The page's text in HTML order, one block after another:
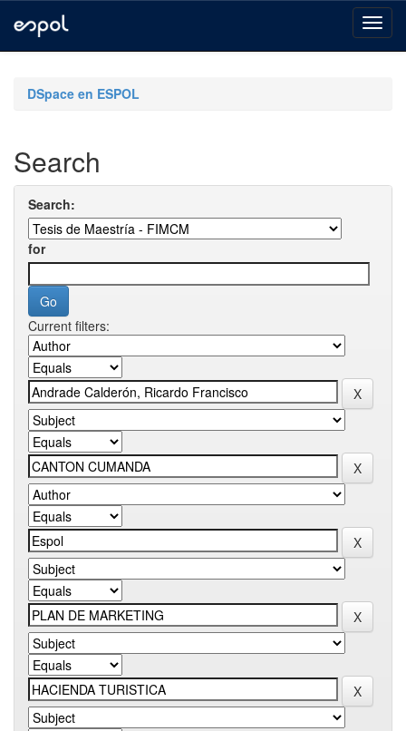
navigationDSpace en ESPOL
Search
Search:
for
Current filters: